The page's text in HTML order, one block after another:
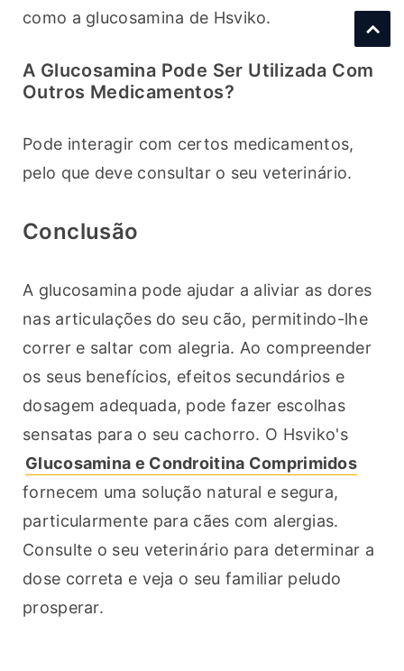
como a glucosamina de Hsviko.
A Glucosamina Pode Ser Utilizada Com
Outros Medicamentos?
Pode interagir com certos medicamentos,
pelo que deve consultar o seu veterinário.
Conclusão
A glucosamina pode ajudar a aliviar as dores
nas articulações do seu cão, permitindo-lhe
correr e saltar com alegria. Ao compreender
os seus benefícios, efeitos secundários e
dosagem adequada, pode fazer escolhas
Glucosamina e Condroitina Comprimidos
fornecem uma solução natural e segura,
particularmente para cães com alergias.
Consulte o seu veterinário para determinar a
dose correta e veja o seu familiar peludo
prosperar.